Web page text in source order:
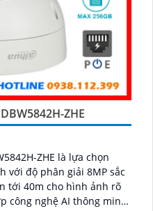
ZHE
ZHE là lựa chọn
với độ phân giải 8MP sắc
tới 40m cho hình ảnh rõ